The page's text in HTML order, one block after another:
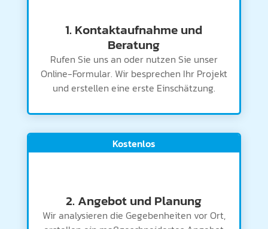
1. Kontaktaufnahme und
Beratung
Rufen Sie uns an oder nutzen Sie unser
Online-Formular. Wir besprechen Ihr Projekt
und erstellen eine erste Einschätzung.
Kostenlos
2. Angebot und Planung
Wir analysieren die Gegebenheiten vor Ort,